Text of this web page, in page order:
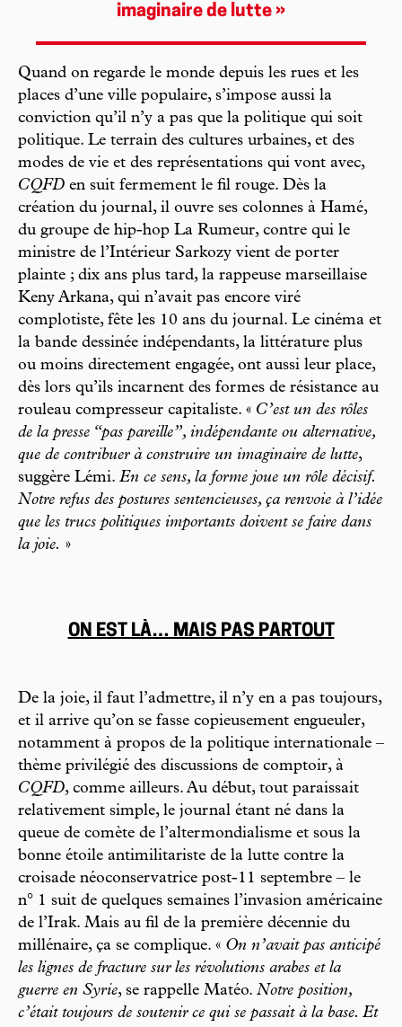
imaginaire de lutte »
Quand on regarde le monde depuis les rues et les
places d’une ville populaire, s’impose aussi la
conviction qu’il n’y a pas que la politique qui soit
politique. Le terrain des cultures urbaines, et des
modes de vie et des représentations qui vont avec,
CQFD en suit fermement le fil rouge. Dès la
création du journal, il ouvre ses colonnes à Hamé,
du groupe de hip-hop La Rumeur, contre qui le
ministre de l’Intérieur Sarkozy vient de porter
plainte ; dix ans plus tard, la rappeuse marseillaise
Keny Arkana, qui n’avait pas encore viré
complotiste, fête les 10 ans du journal. Le cinéma et
la bande dessinée indépendants, la littérature plus
ou moins directement engagée, ont aussi leur place,
dès lors qu’ils incarnent des formes de résistance au
rouleau compresseur capitaliste. « C’est un des rôles
de la presse “pas pareille”, indépendante ou alternative,
que de contribuer à construire un imaginaire de lutte,
suggère Lémi. En ce sens, la forme joue un rôle décisif.
Notre refus des postures sentencieuses, ça renvoie à l’idée
que les trucs politiques importants doivent se faire dans
la joie. »
ON EST LÀ… MAIS PAS PARTOUT
De la joie, il faut l’admettre, il n’y en a pas toujours,
et il arrive qu’on se fasse copieusement engueuler,
notamment à propos de la politique internationale –
thème privilégié des discussions de comptoir, à
CQFD, comme ailleurs. Au début, tout paraissait
relativement simple, le journal étant né dans la
queue de comète de l’altermondialisme et sous la
bonne étoile antimilitariste de la lutte contre la
croisade néoconservatrice post-11 septembre – le
n° 1 suit de quelques semaines l’invasion américaine
de l’Irak. Mais au fil de la première décennie du
millénaire, ça se complique. « On n’avait pas anticipé
les lignes de fracture sur les révolutions arabes et la
guerre en Syrie, se rappelle Matéo. Notre position,
c’était toujours de soutenir ce qui se passait à la base. Et